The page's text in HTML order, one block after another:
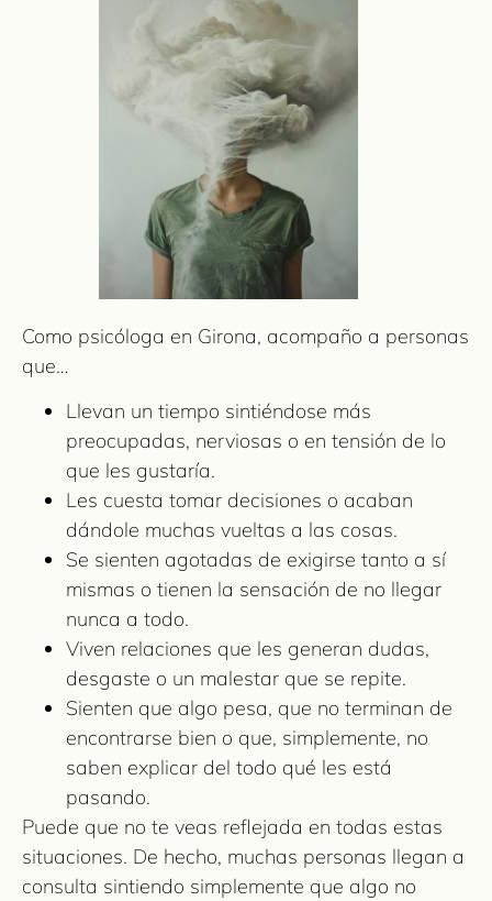
Como psicóloga en Girona, acompaño a personas
que…
Llevan un tiempo sintiéndose más
preocupadas, nerviosas o en tensión de lo
que les gustaría.
Les cuesta tomar decisiones o acaban
dándole muchas vueltas a las cosas.
Se sienten agotadas de exigirse tanto a sí
mismas o tienen la sensación de no llegar
nunca a todo.
Viven relaciones que les generan dudas,
desgaste o un malestar que se repite.
Sienten que algo pesa, que no terminan de
encontrarse bien o que, simplemente, no
saben explicar del todo qué les está
pasando.
Puede que no te veas reflejada en todas estas
situaciones. De hecho, muchas personas llegan a
consulta sintiendo simplemente que algo no